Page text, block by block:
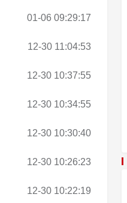
01-06 09:29:17
12-30 11:04:53
12-30 10:37:55
12-30 10:34:55
12-30 10:30:40
12-30 10:26:23
12-30 10:22:19